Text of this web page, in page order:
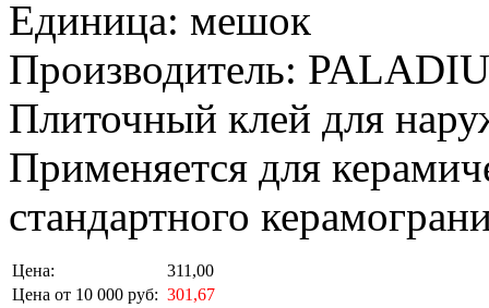
Единица: мешок
Производитель:
Плиточный клей для
Применяется для
стандартного
Цена:
311,00
Цена от 10 000 руб: 301,67